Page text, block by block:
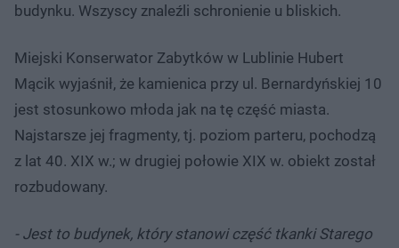
budynku. Wszyscy znaleźli schronienie u bliskich.
Miejski Konserwator Zabytków w Lublinie Hubert
Mącik wyjaśnił, że kamienica przy ul. Bernardyńskiej 10
jest stosunkowo młoda jak na tę część miasta.
Najstarsze jej fragmenty, tj. poziom parteru, pochodzą
z lat 40. XIX w.; w drugiej połowie XIX w. obiekt został
rozbudowany.
- Jest to budynek, który stanowi część tkanki Starego